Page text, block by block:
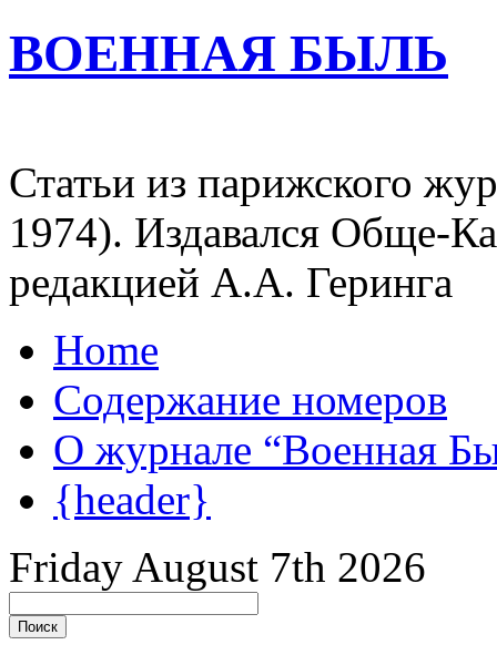
ВОЕННАЯ БЫЛЬ
Статьи из парижского
1974). Издавался Обще-
редакцией А.А. Геринга
Home
Содержание номеров
О журнале “Военная
{header}
Friday August 7th 2026